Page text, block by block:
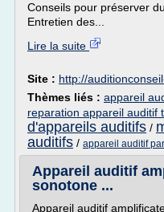
Conseils pour préserver
Entretien des...
Lire la suite
Site : http://
Thèmes liés : appareil
reparation appareil auditif
d'appareils auditifs /
auditifs / appareil auditif
Appareil auditif
sonotone ...
Appareil auditif